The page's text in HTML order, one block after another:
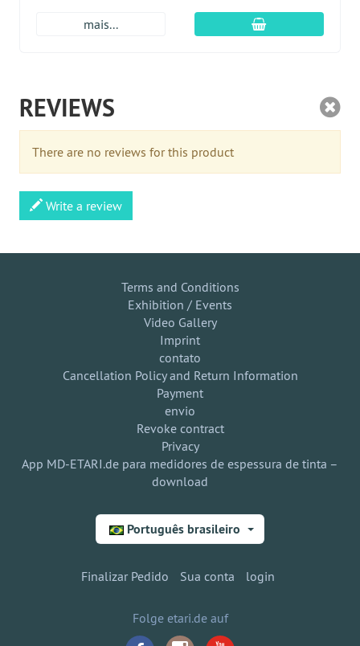
mais... Adicionar ao
REVIEWS
There are no reviews for this product
Write a review
Terms and Conditions
Exhibition / Events
Video Gallery
Imprint
contato
Cancellation Policy and Return Information
Payment
envio
Revoke contract
Privacy
App MD-ETARI.de para medidores de espessura de tinta –
download
Português brasileiro
Finalizar Pedido Sua conta login
Folge etari.de auf